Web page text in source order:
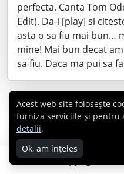
perfecta. Canta Tom
Edit). Da-i [play] si
asta o sa fiu mai bun…
mine! Mai bun decat
sa fiu. Daca ma pui sa
Copyright ©
Acest web site folosește
furniza serviciile și pentru
detalii.
Ok, am înțeles